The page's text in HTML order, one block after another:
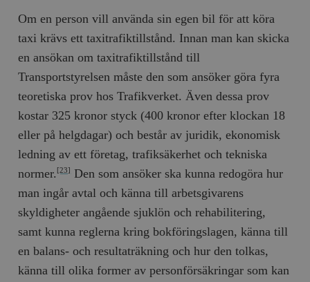
Om en person vill använda sin egen bil för att köra
taxi krävs ett taxitrafiktillstånd. Innan man kan skicka
en ansökan om taxitrafiktillstånd till
Transportstyrelsen måste den som ansöker göra fyra
teoretiska prov hos Trafikverket. Även dessa prov
kostar 325 kronor styck (400 kronor efter klockan 18
eller på helgdagar) och består av juridik, ekonomisk
ledning av ett företag, trafiksäkerhet och tekniska
normer. [23] Den som ansöker ska kunna redogöra hur
man ingår avtal och känna till arbetsgivarens
skyldigheter angående sjuklön och rehabilitering,
samt kunna reglerna kring bokföringslagen, känna till
en balans- och resultaträkning och hur den tolkas,
känna till olika former av personförsäkringar som kan